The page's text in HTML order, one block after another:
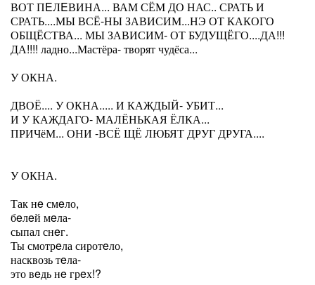
ВОТ ПEЛEВИНА... ВАМ СЁМ ДО НАС.. СРАТЬ И
СРАТЬ....МЫ ВСЁ-НЫ ЗАВИСИМ...НЭ ОТ КАКОГО
ОБЩЁСТВА... МЫ ЗАВИСИМ- ОТ БУДУЩЁГО....ДА!!!
ДА!!!! ладно...Мастёра- творят чудёса...
У ОКНА.
ДВОЁ.... У ОКНА..... И КАЖДЫЙ- УБИТ...
И У КАЖДАГО- МАЛЁНЬКАЯ ЁЛКА...
ПРИЧёМ... ОНИ -ВСЁ ЩЁ ЛЮБЯТ ДРУГ ДРУГА....
У ОКНА.
Так нe смeло,
бeлeй мeла-
сыпал снeг.
Ты смотрeла сиротeло,
насквозь тeла-
это вeдь нe грeх!?